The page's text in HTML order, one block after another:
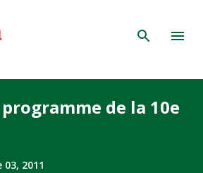
de la 10e
2011